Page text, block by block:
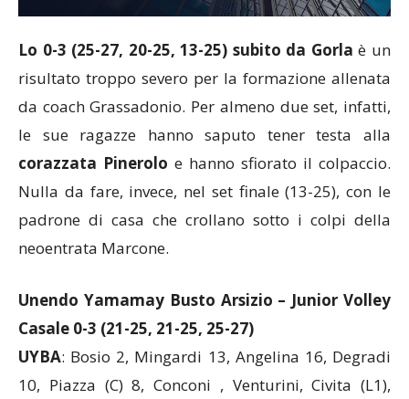
le sue ragazze hanno saputo tener testa alla
e hanno sfiorato il colpaccio.
Unendo Yamamay Busto Arsizio – Junior Volley
Casale 0-3 (21-25, 21-25, 25-27)